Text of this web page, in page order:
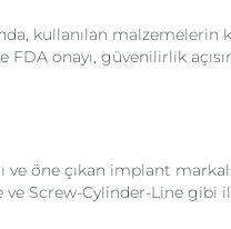
kullanılan malzemelerin
FDA onayı, güvenilirlik
ve öne çıkan implant
Screw-Cylinder-Line gibi